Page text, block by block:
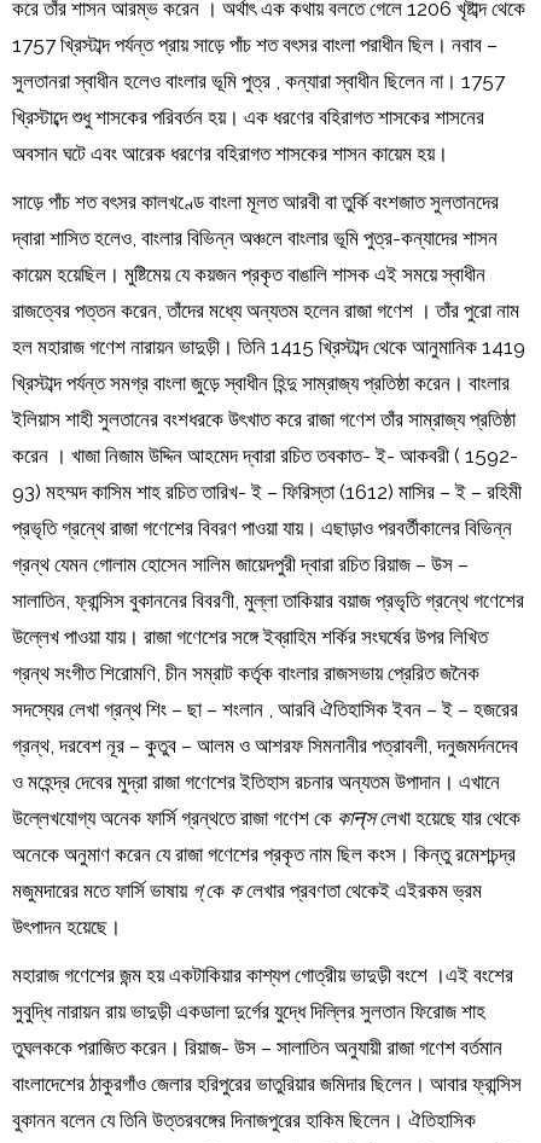
করে তাঁর শাসন আরম্ভ করেন । অর্থাৎ এক কথায় বলতে গেলে 1206 খৃষ্টাব্দ থেকে
1757 খ্রিস্টাব্দ পর্যন্ত প্রায় সাড়ে পাঁচ শত বৎসর বাংলা পরাধীন ছিল। নবাব –
সুলতানরা স্বাধীন হলেও বাংলার ভূমি পুত্র , কন্যারা স্বাধীন ছিলেন না। 1757
খ্রিস্টাব্দে শুধু শাসকের পরিবর্তন হয়। এক ধরণের বহিরাগত শাসকের শাসনের
অবসান ঘটে এবং আরেক ধরণের বহিরাগত শাসকের শাসন কায়েম হয়।
সাড়ে পাঁচ শত বৎসর কালখণ্ডে বাংলা মূলত আরবী বা তুর্কি বংশজাত সুলতানদের
দ্বারা শাসিত হলেও, বাংলার বিভিন্ন অঞ্চলে বাংলার ভূমি পুত্র-কন্যাদের শাসন
কায়েম হয়েছিল। মুষ্টিমেয় যে কয়জন প্রকৃত বাঙালি শাসক এই সময়ে স্বাধীন
রাজত্বের পত্তন করেন, তাঁদের মধ্যে অন্যতম হলেন রাজা গণেশ । তাঁর পুরো নাম
হল মহারাজ গণেশ নারায়ন ভাদুড়ী। তিনি 1415 খ্রিস্টাব্দ থেকে আনুমানিক 1419
খ্রিস্টাব্দ পর্যন্ত সমগ্র বাংলা জুড়ে স্বাধীন হিন্দু সাম্রাজ্য প্রতিষ্ঠা করেন। বাংলার
ইলিয়াস শাহী সুলতানের বংশধরকে উৎখাত করে রাজা গণেশ তাঁর সাম্রাজ্য প্রতিষ্ঠা
করেন । খাজা নিজাম উদ্দিন আহমেদ দ্বারা রচিত তবকাত- ই- আকবরী ( 1592-
93) মহম্মদ কাসিম শাহ রচিত তারিখ- ই – ফিরিস্তা (1612) মাসির – ই – রহিমী
প্রভৃতি গ্রন্থে রাজা গণেশের বিবরণ পাওয়া যায়। এছাড়াও পরবর্তীকালের বিভিন্ন
গ্রন্থ যেমন গোলাম হোসেন সালিম জায়েদপুরী দ্বারা রচিত রিয়াজ – উস –
সালাতিন, ফ্রান্সিস বুকাননের বিবরণী, মুল্লা তাকিয়ার বয়াজ প্রভৃতি গ্রন্থে গণেশের
উল্লেখ পাওয়া যায়। রাজা গণেশের সঙ্গে ইব্রাহিম শর্কির সংঘর্ষের উপর লিখিত
গ্রন্থ সংগীত শিরোমণি, চীন সম্রাট কর্তৃক বাংলার রাজসভায় প্রেরিত জনৈক
সদস্যের লেখা গ্রন্থ শিং – ছা – শংলান , আরবি ঐতিহাসিক ইবন – ই – হজরের
গ্রন্থ, দরবেশ নূর – কুতুব – আলম ও আশরফ সিমনানীর পত্রাবলী, দনুজমর্দনদেব
ও মহেন্দ্র দেবের মুদ্রা রাজা গণেশের ইতিহাস রচনার অন্যতম উপাদান। এখানে
উল্লেখযোগ্য অনেক ফার্সি গ্রন্থতে রাজা গণেশ কে কাन्সলেখা হয়েছে যার থেকে
অনেকে অনুমাণ করেন যে রাজা গণেশের প্রকৃত নাম ছিল কংস। কিন্তু রমেশচন্দ্র
মজুমদারের মতে ফার্সি ভাষায় গ্কে কলেখার প্রবণতা থেকেই এইরকম ভ্রম
উৎপাদন হয়েছে।
মহারাজ গণেশের জন্ম হয় একটাকিয়ার কাশ্যপ গোত্রীয় ভাদুড়ী বংশে ।এই বংশের
সুবুদ্ধি নারায়ন রায় ভাদুড়ী একডালা দুর্গের যুদ্ধে দিল্লির সুলতান ফিরোজ শাহ
তুঘলককে পরাজিত করেন। রিয়াজ- উস – সালাতিন অনুযায়ী রাজা গণেশ বর্তমান
বাংলাদেশের ঠাকুরগাঁও জেলার হরিপুরের ভাতুরিয়ার জমিদার ছিলেন। আবার ফ্রান্সিস
বুকানন বলেন যে তিনি উত্তরবঙ্গের দিনাজপুরের হাকিম ছিলেন। ঐতিহাসিক